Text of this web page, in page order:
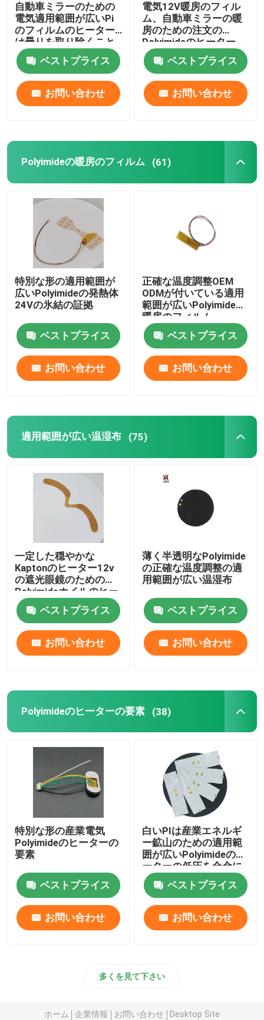
自動車ミラーのための
電気適用範囲が広いPi
のフィルムのヒーター
は曇りを取り除くこと
の霜を取り除く
ベストプライス
お問い合わせ
電気12V暖房のフィル
ム、自動車ミラーの暖
房のための注文の
Polyimideのヒーター
ベストプライス
お問い合わせ
Polyimideの暖房のフィルム (61)
特別な形の適用範囲が
広いPolyimideの発熱体
24Vの氷結の証拠
ベストプライス
お問い合わせ
正確な温度調整OEM
ODMが付いている適用
範囲が広いPolyimideの
暖房のフィルム
ベストプライス
お問い合わせ
適用範囲が広い温湿布 (75)
一定した穏やかな
Kaptonのヒーター12v
の遮光眼鏡のための
Polyimideホイルのヒー
ター
ベストプライス
お問い合わせ
薄く半透明なPolyimide
の正確な温度調整の適
用範囲が広い温湿布
ベストプライス
お問い合わせ
Polyimideのヒーターの要素 (38)
特別な形の産業電気
Polyimideのヒーターの
要素
ベストプライス
お問い合わせ
白いPIは産業エネルギ
ー鉱山のための適用範
囲が広いPolyimideのヒ
ーターの低圧を合金に
する
ベストプライス
お問い合わせ
多くを見て下さい
ホーム 企業情報 お問い合わせ Desktop Site